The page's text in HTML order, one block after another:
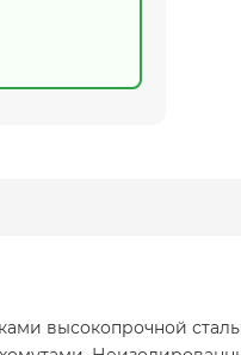
высокопрочной